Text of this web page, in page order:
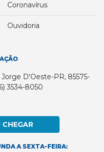
coronavírus
ouvidoria
D'Oeste-PR, 85575-
3534-8050
A SEXTA-FEIRA: